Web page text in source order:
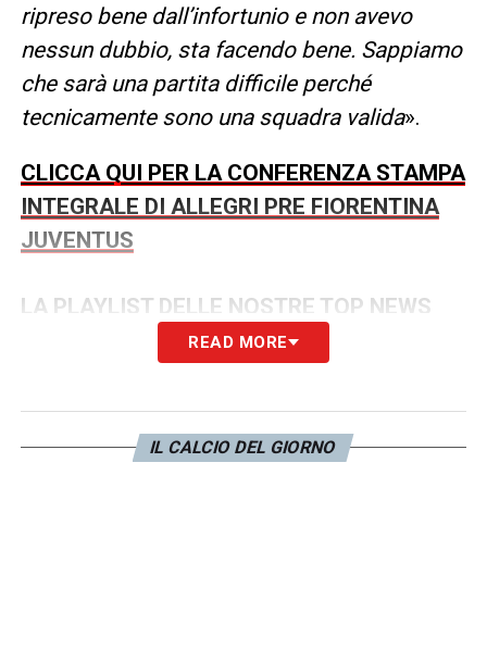
ripreso bene dall’infortunio e non avevo
nessun dubbio, sta facendo bene. Sappiamo
che sarà una partita difficile perché
tecnicamente sono una squadra valida».
CLICCA QUI PER LA CONFERENZA STAMPA
INTEGRALE DI ALLEGRI PRE FIORENTINA
JUVENTUS
LA PLAYLIST DELLE NOSTRE TOP NEWS
READ MORE
IL CALCIO DEL GIORNO